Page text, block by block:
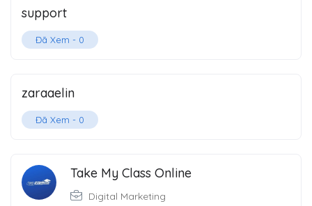
support
Đã Xem - 0
zaraaelin
Đã Xem - 0
Take My Class Online
Digital Marketing